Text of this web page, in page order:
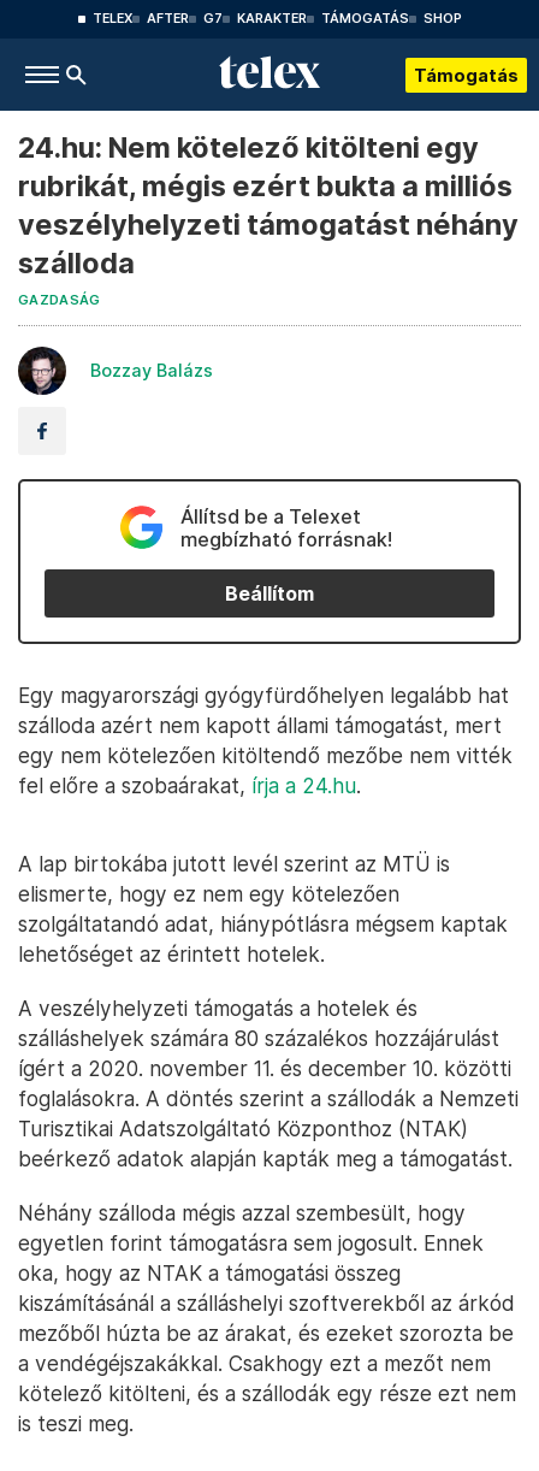
TELEX AFTER G7 KARAKTER TÁMOGATÁS SHOP
Támogatás
24.hu: Nem kötelező kitölteni egy
rubrikát, mégis ezért bukta a milliós
veszélyhelyzeti támogatást néhány
szálloda
GAZDASÁG
Bozzay Balázs
Állítsd be a Telexet
megbízható forrásnak!
Beállítom
Egy magyarországi gyógyfürdőhelyen legalább hat
szálloda azért nem kapott állami támogatást, mert
egy nem kötelezően kitöltendő mezőbe nem vitték
fel előre a szobaárakat, írja a 24.hu.
A lap birtokába jutott levél szerint az MTÜ is
elismerte, hogy ez nem egy kötelezően
szolgáltatandó adat, hiánypótlásra mégsem kaptak
lehetőséget az érintett hotelek.
A veszélyhelyzeti támogatás a hotelek és
szálláshelyek számára 80 százalékos hozzájárulást
ígért a 2020. november 11. és december 10. közötti
foglalásokra. A döntés szerint a szállodák a Nemzeti
Turisztikai Adatszolgáltató Központhoz (NTAK)
beérkező adatok alapján kapták meg a támogatást.
Néhány szálloda mégis azzal szembesült, hogy
egyetlen forint támogatásra sem jogosult. Ennek
oka, hogy az NTAK a támogatási összeg
kiszámításánál a szálláshelyi szoftverekből az árkód
mezőből húzta be az árakat, és ezeket szorozta be
a vendégéjszakákkal. Csakhogy ezt a mezőt nem
kötelező kitölteni, és a szállodák egy része ezt nem
is teszi meg.